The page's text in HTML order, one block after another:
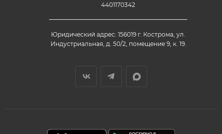
4401170342
Юридический адрес: 156019 г. Кострома, ул.
Индустриальная, д. 50/2, помещение 9, к. 19.